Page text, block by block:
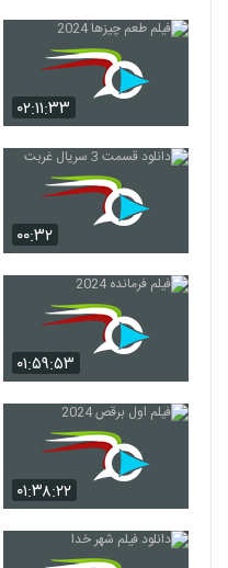
۰۲:۱۱:۳۳
۰۰:۳۲
۰۱:۵۹:۵۳
۰۱:۳۸:۲۲